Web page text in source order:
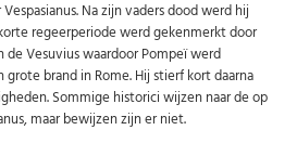
Na zijn vaders dood werd hij
regeerperiode werd gekenmerkt door
de Vesuvius waardoor Pompeï werd
brand in Rome. Hij stierf kort daarna
Sommige historici wijzen naar de op
maar bewijzen zijn er niet.